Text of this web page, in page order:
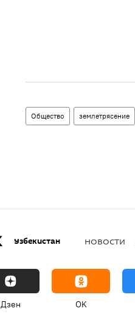
Общество землетрясение
Узбекистан НОВОСТИ
Дзен OK